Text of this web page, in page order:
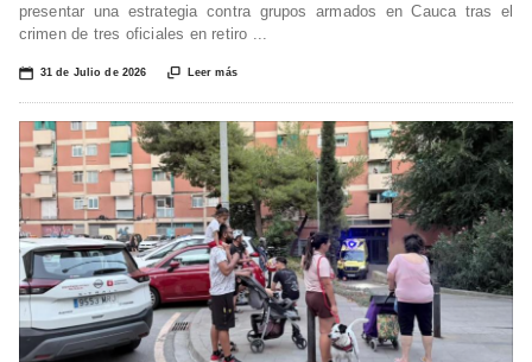
presentar una estrategia contra grupos armados en Cauca tras el
crimen de tres oficiales en retiro ...
📅 31 de Julio de 2026  Leer más